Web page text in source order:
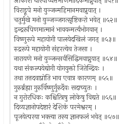
विराड्रूपे मनो युञ्जन्महिमानमवाप्नुयात् ।
चतुर्मुखे मनो युञ्जञ्जगत्सृष्टिकरो भवेत् ॥५२॥
इन्द्ररूपिणमात्मानं भावयन्मर्त्यभोगवान् ।
विष्णुरूपे महायोगी पालयेदखिलं जगत् ॥५३॥
रुद्ररूपे महायोगी संहरत्येव तेजसा ।
नारायणे मनो युञ्जन्सर्वसिद्धिमवाप्नुयात् ॥५४॥
यथा संकल्पयेद्योगी योगयुक्तो जितेन्द्रियः ।
तथा तत्तदवाप्नोति भाव एवात्र कारणम् ॥५५॥
गुरुर्ब्रह्मा गुरुर्विष्णुर्गुरुर्देवः सदाच्युतः ।
न गुरोरधिकः कश्चित्त्रिषु लोकेषु विद्यते ॥५६॥
दिव्यज्ञानोपदेष्टारं देशिकं परमेश्वरम् ।
पूजयेत्परया भक्त्या तस्य ज्ञानफलं भवेत् ॥५७॥